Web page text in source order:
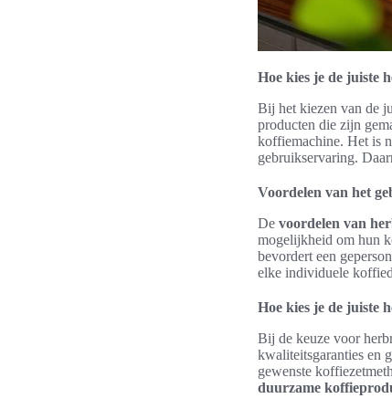
Hoe kies je de juiste
Bij het kiezen van de
producten die zijn
koffiemachine. Het is
gebruikservaring.
Voordelen van het
De voordelen van
mogelijkheid om hun
bevordert een
elke individuele
Hoe kies je de juiste
Bij de keuze voor
kwaliteitsgaranties en
gewenste
duurzame